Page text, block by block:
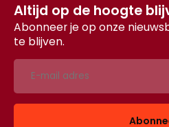
Altijd op de hoogte
Abonneer je op onze
te blijven.